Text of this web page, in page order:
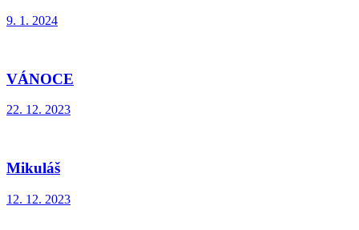
9. 1. 2024
VÁNOCE
22. 12. 2023
Mikuláš
12. 12. 2023